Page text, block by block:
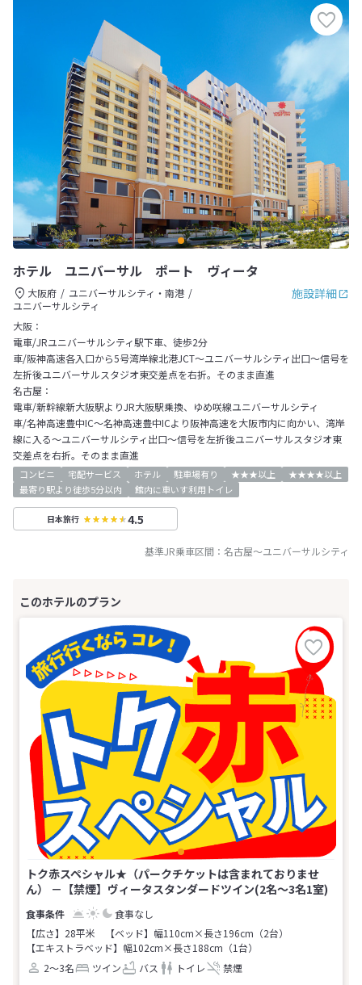
ホテル ユニバーサル ポート ヴィータ
施設詳細
大阪府
ユニバーサルシティ・南港
ユニバーサルシティ
大阪：
電車/JRユニバーサルシティ駅下車、徒歩2分
車/阪神高速各入口から5号湾岸線北港JCT～ユニバーサルシティ出口～信号を
左折後ユニバーサルスタジオ東交差点を右折。そのまま直進
名古屋：
電車/新幹線新大阪駅よりJR大阪駅乗換、ゆめ咲線ユニバーサルシティ
車/名神高速豊中IC～名神高速豊中ICより阪神高速を大阪市内に向かい、湾岸
線に入る～ユニバーサルシティ出口～信号を左折後ユニバーサルスタジオ東
交差点を右折。そのまま直進
コンビニ 宅配サービス ホテル 駐車場有り ★★★以上
★★★★以上
最寄り駅より徒歩5分以内
館内に車いす利用トイレ
日本旅行 4.5
基準JR乗車区間： 名古屋～ユニバーサルシティ
トク赤スペシャル★（パークチケットは含まれておりませ
ん） －【禁煙】ヴィータスタンダードツイン(2名～3名1室)
食事なし
【広さ】28平米
【ベッド】幅110cm×長さ196cm（2台）
【エキストラベッド】幅102cm×長さ188cm（1台）
2～3名
ツイン バス トイレ 禁煙